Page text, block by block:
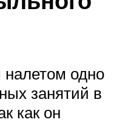
одно
занятий в
как он